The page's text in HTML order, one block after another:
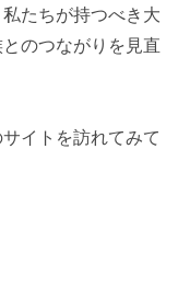
たちが持つべき大
のつながりを見直
サイトを訪れてみて